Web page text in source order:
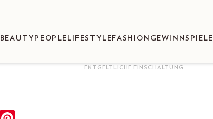
BEAUTY PEOPLE LIFESTYLEFASHION GEWINNSPIELE
ENTGELTLICHE EINSCHALTUNG